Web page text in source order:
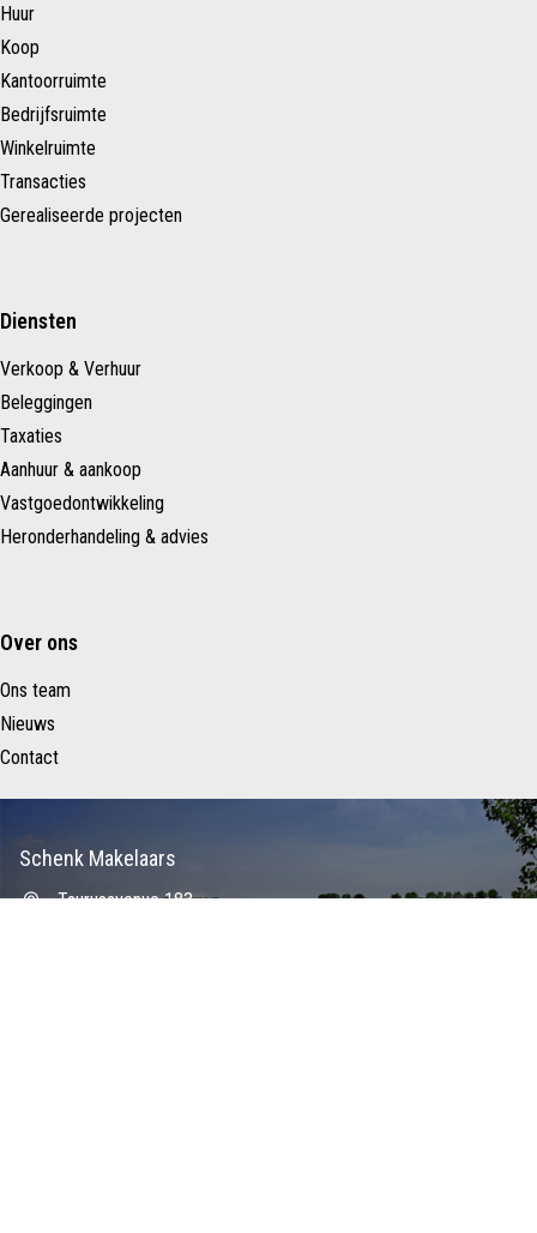
Huur
Koop
Kantoorruimte
Bedrijfsruimte
Winkelruimte
Transacties
Gerealiseerde projecten
Diensten
Verkoop & Verhuur
Beleggingen
Taxaties
Aanhuur & aankoop
Vastgoedontwikkeling
Heronderhandeling & advies
Over ons
Ons team
Nieuws
Contact
Schenk Makelaars
Taurusavenue 183